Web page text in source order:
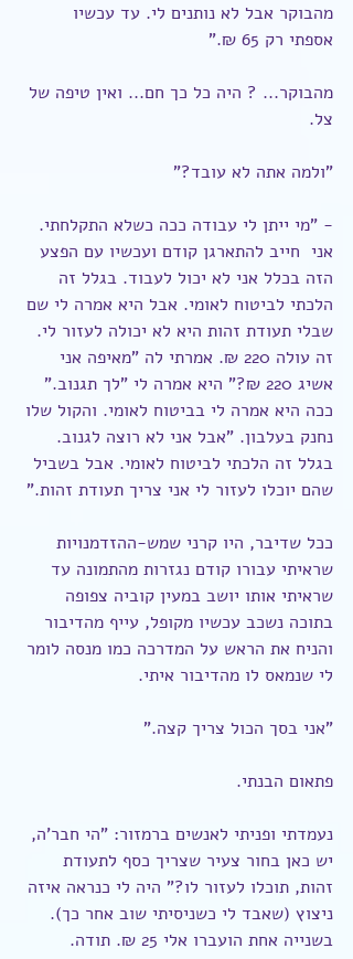
מהבוקר אבל לא נותנים לי. עד עכשיו
אספתי רק 65 ₪."
מהבוקר... ? היה כל כך חם... ואין טיפה של
צל.
"ולמה אתה לא עובד?"
- "מי ייתן לי עבודה ככה כשלא התקלחתי.
אני  חייב להתארגן קודם ועכשיו עם הפצע
הזה בכלל אני לא יכול לעבוד. בגלל זה
הלכתי לביטוח לאומי. אבל היא אמרה לי שם
שבלי תעודת זהות היא לא יכולה לעזור לי.
זה עולה 220 ₪. אמרתי לה "מאיפה אני
אשיג 220 ₪?" היא אמרה לי "לך תגנוב."
ככה היא אמרה לי בביטוח לאומי. והקול שלו
נחנק בעלבון. "אבל אני לא רוצה לגנוב.
בגלל זה הלכתי לביטוח לאומי. אבל בשביל
שהם יוכלו לעזור לי אני צריך תעודת זהות."
ככל שדיבר, היו קרני שמש-ההזדמנויות
שראיתי עבורו קודם נגזרות מהתמונה עד
שראיתי אותו יושב במעין קוביה צפופה
בתוכה נשכב עכשיו מקופל, עייף מהדיבור
והניח את הראש על המדרכה כמו מנסה לומר
לי שנמאס לו מהדיבור איתי.
"אני בסך הכול צריך קצה."
פתאום הבנתי.
נעמדתי ופניתי לאנשים ברמזור: "הי חבר'ה,
יש כאן בחור צעיר שצריך כסף לתעודת
זהות, תוכלו לעזור לו?" היה לי כנראה איזה
ניצוץ (שאבד לי כשניסיתי שוב אחר כך).
בשנייה אחת הועברו אלי 25 ₪. תודה.